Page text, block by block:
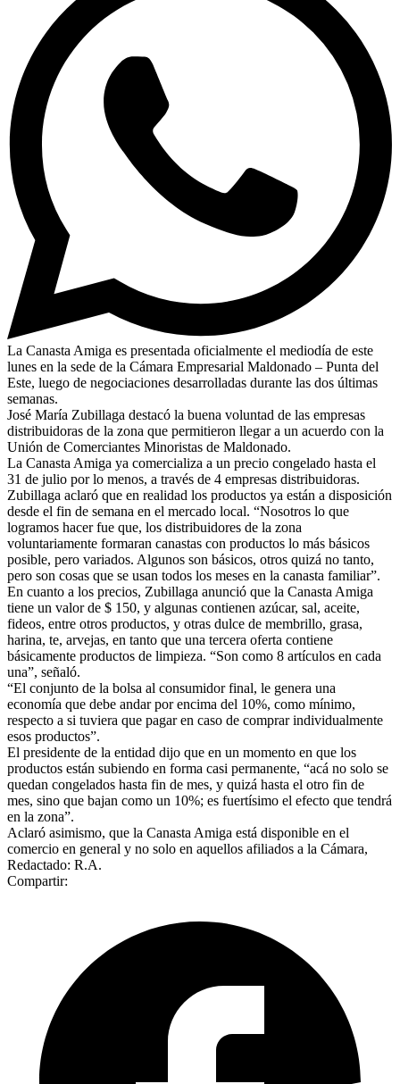
La Canasta Amiga es presentada oficialmente el mediodía de este
lunes en la sede de la Cámara Empresarial Maldonado – Punta del
Este, luego de negociaciones desarrolladas durante las dos últimas
semanas.
José María Zubillaga destacó la buena voluntad de las empresas
distribuidoras de la zona que permitieron llegar a un acuerdo con la
Unión de Comerciantes Minoristas de Maldonado.
La Canasta Amiga ya comercializa a un precio congelado hasta el
31 de julio por lo menos, a través de 4 empresas distribuidoras.
Zubillaga aclaró que en realidad los productos ya están a disposición
desde el fin de semana en el mercado local. “Nosotros lo que
logramos hacer fue que, los distribuidores de la zona
voluntariamente formaran canastas con productos lo más básicos
posible, pero variados. Algunos son básicos, otros quizá no tanto,
pero son cosas que se usan todos los meses en la canasta familiar”.
En cuanto a los precios, Zubillaga anunció que la Canasta Amiga
tiene un valor de $ 150, y algunas contienen azúcar, sal, aceite,
fideos, entre otros productos, y otras dulce de membrillo, grasa,
harina, te, arvejas, en tanto que una tercera oferta contiene
básicamente productos de limpieza. “Son como 8 artículos en cada
una”, señaló.
“El conjunto de la bolsa al consumidor final, le genera una
economía que debe andar por encima del 10%, como mínimo,
respecto a si tuviera que pagar en caso de comprar individualmente
esos productos”.
El presidente de la entidad dijo que en un momento en que los
productos están subiendo en forma casi permanente, “acá no solo se
quedan congelados hasta fin de mes, y quizá hasta el otro fin de
mes, sino que bajan como un 10%; es fuertísimo el efecto que tendrá
en la zona”.
Aclaró asimismo, que la Canasta Amiga está disponible en el
comercio en general y no solo en aquellos afiliados a la Cámara,
Redactado: R.A.
Compartir: